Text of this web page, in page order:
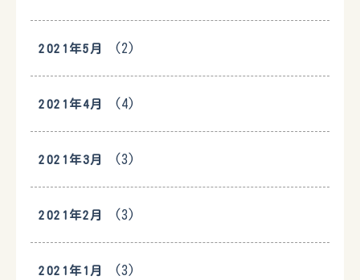
2021年5月 (2)
2021年4月 (4)
2021年3月 (3)
2021年2月 (3)
2021年1月 (3)